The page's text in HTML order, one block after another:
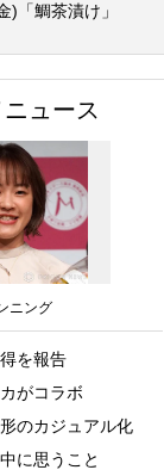
)「鯛茶漬け」
ュース
ニング
を報告
がコラボ
のカジュアル化
に思うこと